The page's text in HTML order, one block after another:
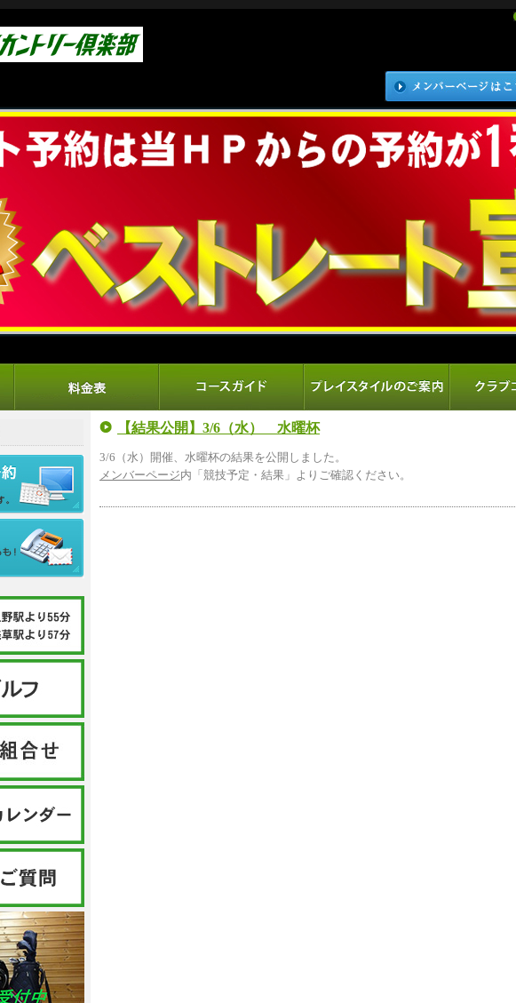
【結果公開】3/6（水） 水曜杯
3/6（水）開催、水曜杯の結果を公開しました。
メンバーページ内「競技予定・結果」よりご確認ください。